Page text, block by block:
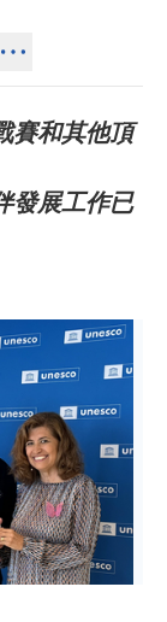
賽和其他頂
發展工作已